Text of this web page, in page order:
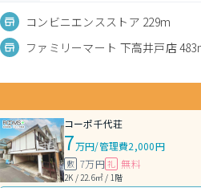
コンビニエンスストア 229m
ファミリーマート 下高井戸店
コーポ千代荘
7万円/管理費2,000円
敷 7万円 礼 無料
2K / 22.6㎡ / 1階